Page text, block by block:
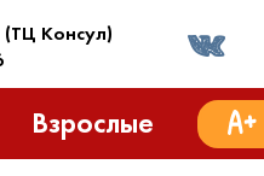
Консул)
Взрослые